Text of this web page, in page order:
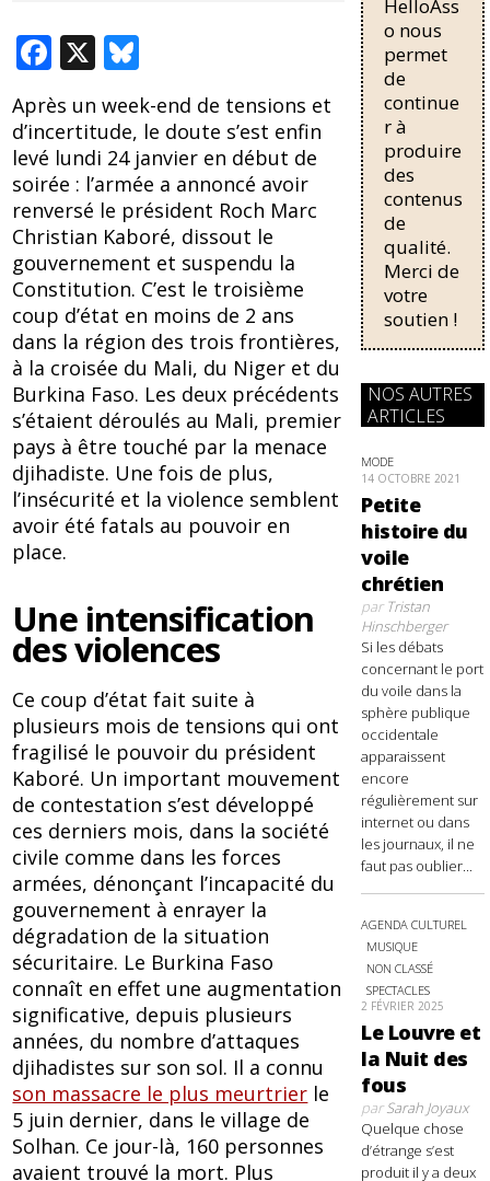
F
ac
e
b
o
o
k
X
u
e
sk
y
Après un week-end de tensions et
d’incertitude, le doute s’est enfin
levé lundi 24 janvier en début de
soirée : l’armée a annoncé avoir
renversé le président Roch Marc
Christian Kaboré, dissout le
gouvernement et suspendu la
Constitution. C’est le troisième
coup d’état en moins de 2 ans
dans la région des trois frontières,
à la croisée du Mali, du Niger et du
Burkina Faso. Les deux précédents
s’étaient déroulés au Mali, premier
pays à être touché par la menace
djihadiste. Une fois de plus,
l’insécurité et la violence semblent
avoir été fatals au pouvoir en
place.
Une intensification
des violences
Ce coup d’état fait suite à
plusieurs mois de tensions qui ont
fragilisé le pouvoir du président
Kaboré. Un important mouvement
de contestation s’est développé
ces derniers mois, dans la société
civile comme dans les forces
armées, dénonçant l’incapacité du
gouvernement à enrayer la
dégradation de la situation
sécuritaire. Le Burkina Faso
connaît en effet une augmentation
significative, depuis plusieurs
années, du nombre d’attaques
djihadistes sur son sol. Il a connu
son massacre le plus meurtrier le
5 juin dernier, dans le village de
Solhan. Ce jour-là, 160 personnes
avaient trouvé la mort. Plus
pour une
régularisati
on,
passant de
trois...
HelloAss
o nous
permet
de
continue
r à
produire
des
contenus
de
qualité.
Merci de
votre
soutien !
NOS AUTRES
ARTICLES
MODE
14 OCTOBRE 2021
Petite
histoire du
voile
chrétien
parTristan
Hinschberger
Si les débats
concernant le port
du voile dans la
sphère publique
occidentale
apparaissent
encore
régulièrement sur
internet ou dans
les journaux, il ne
faut pas oublier...
AGENDA CULTUREL
MUSIQUE
NON CLASSÉ
SPECTACLES
2 FÉVRIER 2025
Le Louvre et
la Nuit des
fous
parSarah Joyaux
Quelque chose
d’étrange s’est
produit il y a deux